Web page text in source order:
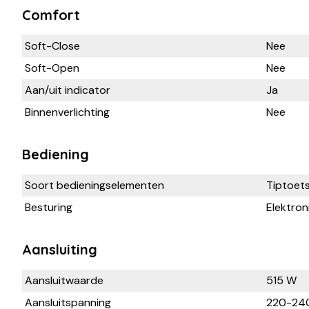
Comfort
Soft-Close
Nee
Soft-Open
Nee
Aan/uit indicator
Ja
Binnenverlichting
Nee
Bediening
Soort bedieningselementen
Tiptoets
Besturing
Aansluiting
Aansluitwaarde
515 W
Aansluitspanning
220-